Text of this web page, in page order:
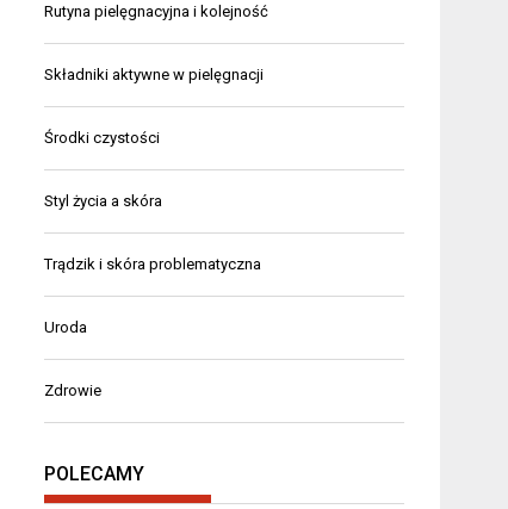
Rutyna pielęgnacyjna i kolejność
Składniki aktywne w pielęgnacji
Środki czystości
Styl życia a skóra
Trądzik i skóra problematyczna
Uroda
Zdrowie
POLECAMY